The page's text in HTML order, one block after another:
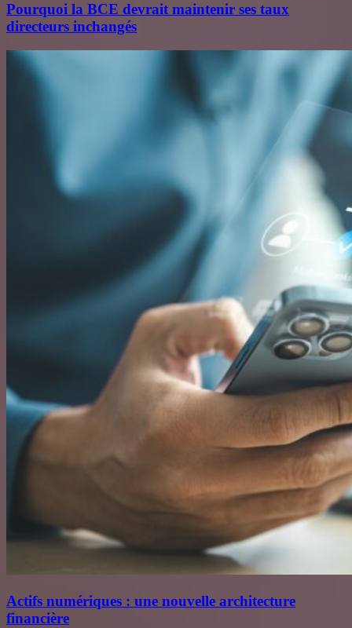
Pourquoi la BCE devrait maintenir ses taux
directeurs inchangés
Actifs numériques : une nouvelle architecture
financière